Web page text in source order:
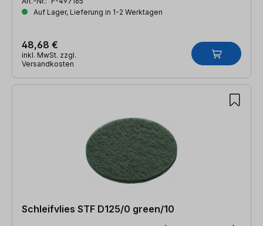
Auf Lager, Lieferung in 1-2 Werktagen
48,68 €
inkl. MwSt. zzgl.
Versandkosten
Schleifvlies STF D125/0 green/10